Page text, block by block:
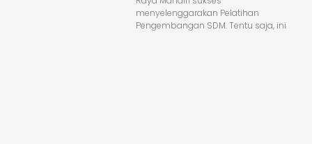
menyelenggarakan Pelatihan
Pengembangan SDM. Tentu saja, ini